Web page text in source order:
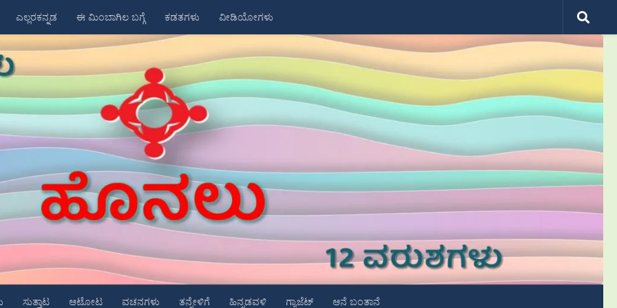
ಎಲ್ಲರಕನ್ನಡ ಈ ಮಿಂಬಾಗಿಲ ಬಗ್ಗೆ ಕಡತಗಳು ವೀಡಿಯೋಗಳು
ಸುತ್ತಾಟ ಆಟೋಟ ವಚನಗಳು ತನ್ನೇಳಿಗೆ ಹಿನ್ನಡವಳಿ ಗ್ಯಾಜೆಟ್ ಆನೆ ಬಂತಾನೆ